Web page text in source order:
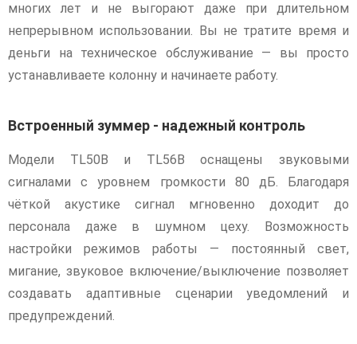
многих лет и не выгорают даже при длительном
непрерывном использовании. Вы не тратите время и
деньги на техническое обслуживание — вы просто
устанавливаете колонну и начинаете работу.
Встроенный зуммер - надежный контроль
Модели TL50B и TL56B оснащены звуковыми
сигналами с уровнем громкости 80 дБ. Благодаря
чёткой акустике сигнал мгновенно доходит до
персонала даже в шумном цеху. Возможность
настройки режимов работы — постоянный свет,
мигание, звуковое включение/выключение позволяет
создавать адаптивные сценарии уведомлений и
предупреждений.